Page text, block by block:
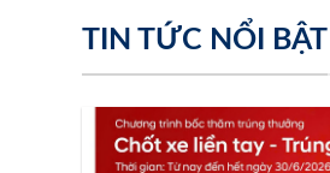
TIN TỨC NỔI BẬT